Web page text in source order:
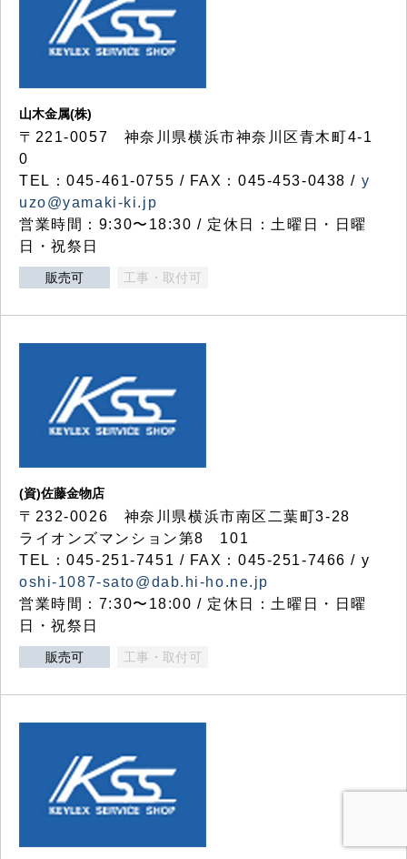
山木金属(株)
〒221-0057 神奈川県横浜市神奈川区青木町4-1
0
TEL：045-461-0755 / FAX：045-453-0438 / y
uzo@yamaki-ki.jp
営業時間：9:30〜18:30 / 定休日：土曜日・日曜
日・祝祭日
販売可 工事・取付可
(資)佐藤金物店
〒232-0026 神奈川県横浜市南区二葉町3-28
ライオンズマンション第8 101
TEL：045-251-7451 / FAX：045-251-7466 / y
oshi-1087-sato@dab.hi-ho.ne.jp
営業時間：7:30〜18:00 / 定休日：土曜日・日曜
日・祝祭日
販売可 工事・取付可